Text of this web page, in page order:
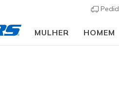
MULHER HOMEM